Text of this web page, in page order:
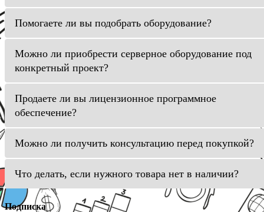
Помогаете ли вы подобрать оборудование?
Можно ли приобрести серверное оборудование под
конкретный проект?
Продаете ли вы лицензионное программное
обеспечение?
Можно ли получить консультацию перед покупкой?
Что делать, если нужного товара нет в наличии?
Подписка